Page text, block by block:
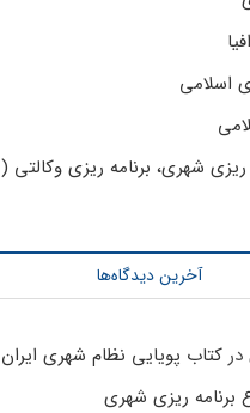
اسلامی
ریزی شهری، برنامه ریزی وکالتی (
آخرین دیدگاه‌ها
در کتاب پویایی نظام شهری ایران
برنامه ریزی شهری